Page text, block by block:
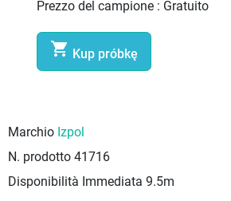
Prezzo del campione : Gratuito
 Kup próbkę
Marchio Izpol
N. prodotto 41716
Disponibilità Immediata 9.5m